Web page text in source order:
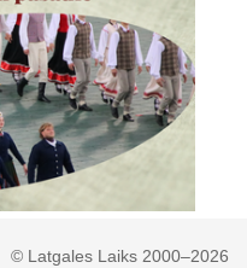
© Latgales Laiks 2000–2026